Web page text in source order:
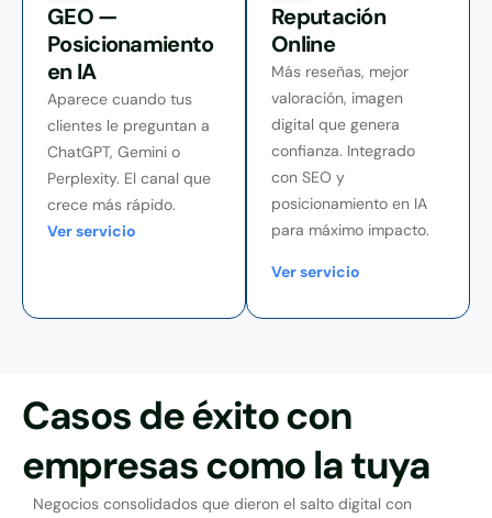
GEO —
Posicionamiento
en IA
Aparece cuando tus
clientes le preguntan a
ChatGPT, Gemini o
Perplexity. El canal que
crece más rápido.
Ver servicio
Reputación
Online
Más reseñas, mejor
valoración, imagen
digital que genera
confianza. Integrado
con SEO y
posicionamiento en IA
para máximo impacto.
Ver servicio
Casos de éxito con
empresas como la tuya
Negocios consolidados que dieron el salto digital con